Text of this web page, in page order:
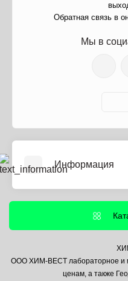
Обратная связь в
Мы в
Информация
Информация о доставке
Политика безопасности
Контакты
ООО ХИМ-ВЕСТ лабораторное и
ценам, а также